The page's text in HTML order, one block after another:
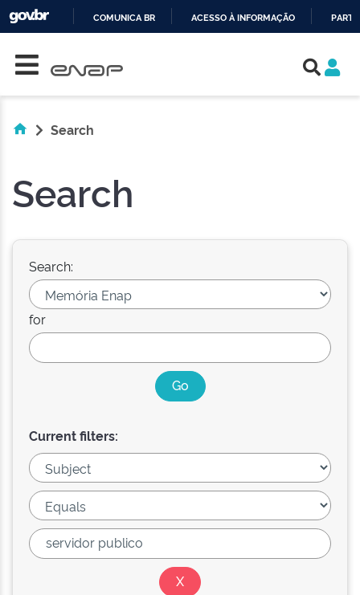
COMUNICA BR ACESSO À INFORMAÇÃO
Search
Search
Search:
for
Current filters: